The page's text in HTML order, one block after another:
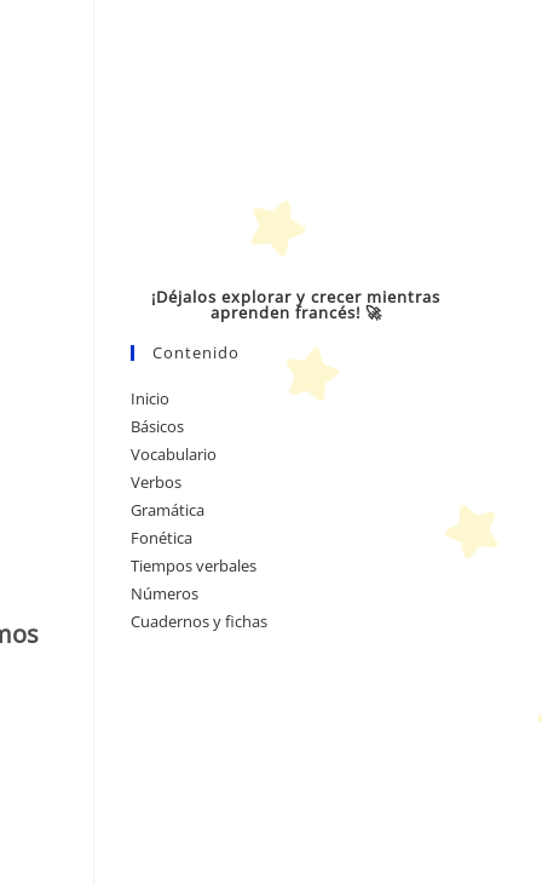
¡Déjalos explorar y crecer mientras
aprenden francés! 🚀
Contenido
Inicio
Básicos
Vocabulario
Verbos
Gramática
Fonética
Tiempos verbales
Números
Cuadernos y fichas